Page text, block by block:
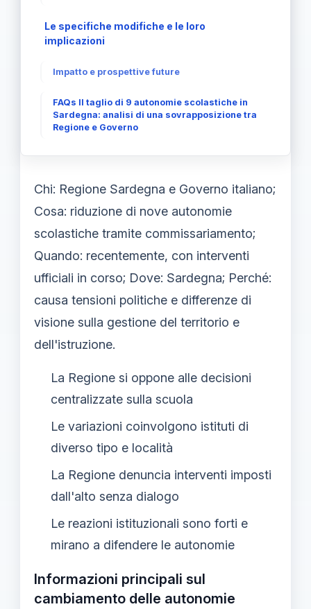
Le specifiche modifiche e le loro
implicazioni
Impatto e prospettive future
FAQs Il taglio di 9 autonomie scolastiche in
Sardegna: analisi di una sovrapposizione tra
Regione e Governo
Chi: Regione Sardegna e Governo italiano;
Cosa: riduzione di nove autonomie
scolastiche tramite commissariamento;
Quando: recentemente, con interventi
ufficiali in corso; Dove: Sardegna; Perché:
causa tensioni politiche e differenze di
visione sulla gestione del territorio e
dell'istruzione.
La Regione si oppone alle decisioni
centralizzate sulla scuola
Le variazioni coinvolgono istituti di
diverso tipo e località
La Regione denuncia interventi imposti
dall'alto senza dialogo
Le reazioni istituzionali sono forti e
mirano a difendere le autonomie
Informazioni principali sul
cambiamento delle autonomie